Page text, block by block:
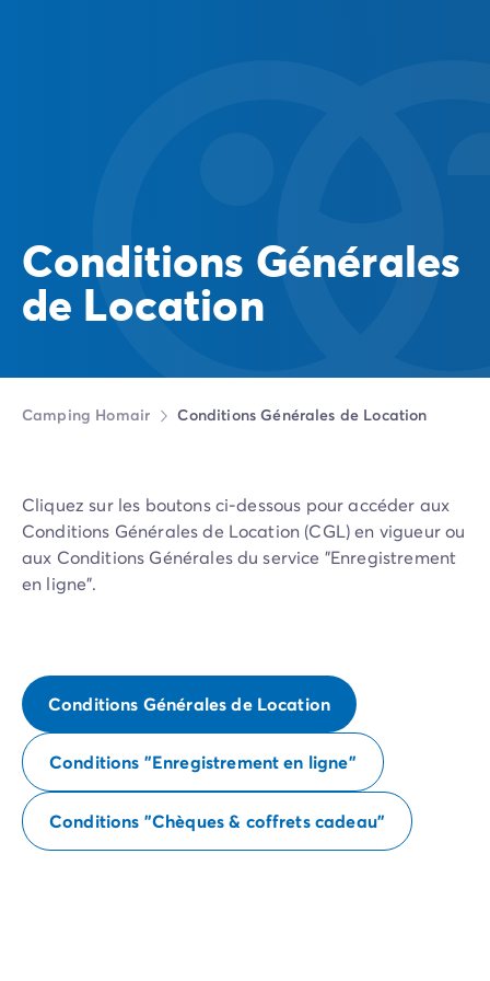
Conditions Générales
de Location
Camping Homair Conditions Générales de Location
Cliquez sur les boutons ci-dessous pour accéder aux
Conditions Générales de Location (CGL) en vigueur ou
aux Conditions Générales du service "Enregistrement
en ligne".
Conditions Générales de Location
Conditions "Enregistrement en ligne"
Conditions "Chèques & coffrets cadeau"